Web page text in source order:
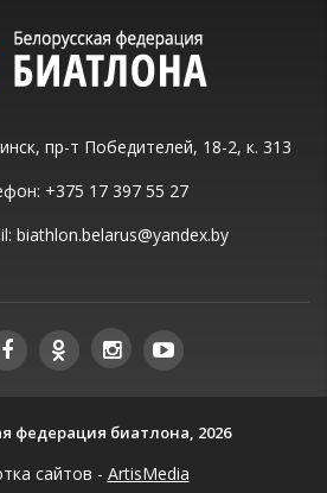
пр-т Победителей, 18-2, к. 313
+375 17 397 55 27
biathlon.belarus@yandex.by
сайтов - ArtisMedia
федерация биатлона, 2026